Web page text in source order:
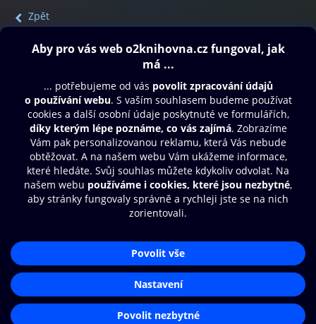
Zpět
Obsah ke stažení
Moje O2 Knihovna
Další zábava
© O2 Czech Republic a.s.
Přístupnost
Zásady zpracování osobních údajů
Nastavení cookies
Aplikace O2 Knihovna
Čti a poslouchej své e-knihy a
audioknihy rychleji a pohodlněji.